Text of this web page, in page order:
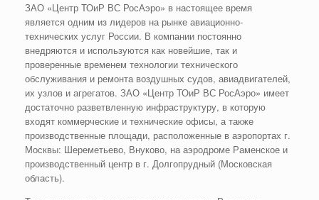
ЗАО «Центр ТОиР ВС РосАэро» в настоящее время
является одним из лидеров на рынке авиационно-
технических услуг России. В компании постоянно
внедряются и используются как новейшие, так и
проверенные временем технологии технического
обслуживания и ремонта воздушных судов, авиадвигателей,
их узлов и агрегатов. ЗАО «Центр ТОиР ВС РосАэро» имеет
достаточно разветвленную инфраструктуру, в которую
входят коммерческие и технические офисы, а также
производственные площади, расположенные в аэропортах г.
Москвы: Шереметьево, Внуково, на аэродроме Раменское и
производственный центр в г. Долгопрудный (Московская
область).